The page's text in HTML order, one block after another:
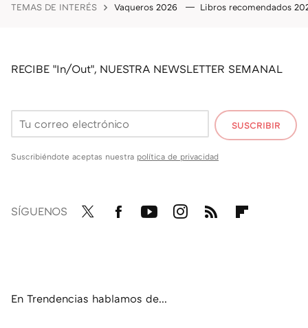
TEMAS DE INTERÉS Vaqueros 2026 Libros recomendados
RECIBE "In/Out", NUESTRA NEWSLETTER SEMANAL
SUSCRIBIR
Suscribiéndote aceptas nuestra política de privacidad
SÍGUENOS
En Trendencias hablamos de...